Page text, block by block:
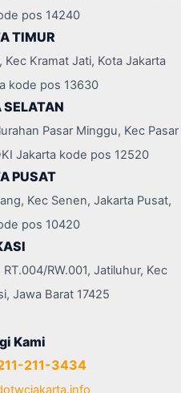
pos 14240
TIMUR
Kramat Jati, Kota Jakarta
kode pos 13630
Pasar Minggu, Kec Pasar
Jakarta kode pos 12520
PUSAT
Kec Senen, Jakarta Pusat,
pos 10420
RW.001, Jatiluhur, Kec
Jawa Barat 17425
Kami
211-3434